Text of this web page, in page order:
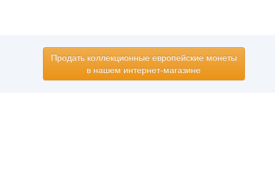
Продать коллекционные европейские монеты
в нашем интернет-магазине